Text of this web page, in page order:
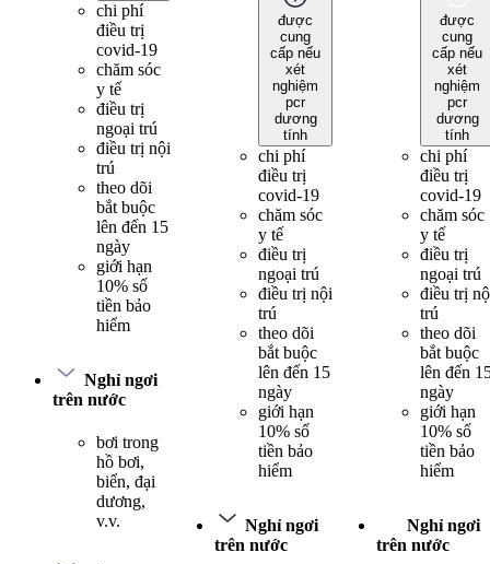
chi phí
điều trị
covid-19
chăm sóc
y tế
điều trị
ngoại trú
điều trị nội
trú
theo dõi
bắt buộc
lên đến 15
ngày
giới hạn
10% số
tiền bảo
hiểm
Nghỉ ngơi
trên nước
bơi trong
hồ bơi,
biển, đại
dương,
v.v.
được
cung
cấp nếu
xét
nghiệm
pcr
dương
tính
chi phí
điều trị
covid-19
chăm sóc
y tế
điều trị
ngoại trú
điều trị nội
trú
theo dõi
bắt buộc
lên đến 15
ngày
giới hạn
10% số
tiền bảo
hiểm
Nghỉ ngơi
trên nước
được
cung
cấp nếu
xét
nghiệm
pcr
dương
tính
chi phí
điều trị
covid-19
chăm sóc
y tế
điều trị
ngoại trú
điều trị
trú
theo dõi
bắt buộc
lên đến
ngày
giới hạn
10% số
tiền bảo
hiểm
Nghỉ ngơi
trên nước